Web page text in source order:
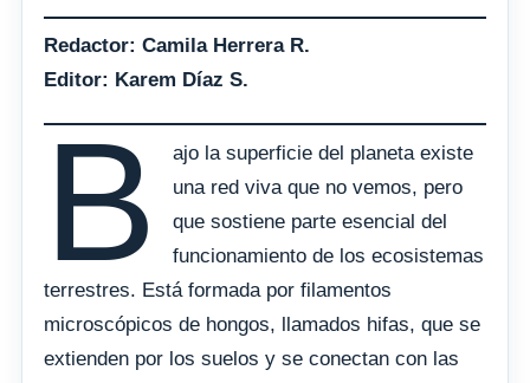
Redactor: Camila Herrera R.
Editor: Karem Díaz S.
B
ajo la superficie del planeta existe
una red viva que no vemos, pero
que sostiene parte esencial del
funcionamiento de los ecosistemas
terrestres. Está formada por filamentos
microscópicos de hongos, llamados hifas, que se
extienden por los suelos y se conectan con las